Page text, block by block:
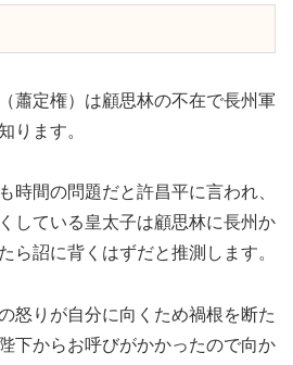
蕭定権）は顧思林の不在で長州軍
ります。
時間の問題だと許昌平に言われ、
している皇太子は顧思林に長州か
ら詔に背くはずだと推測します。
怒りが自分に向くため禍根を断た
下からお呼びがかかったので向か